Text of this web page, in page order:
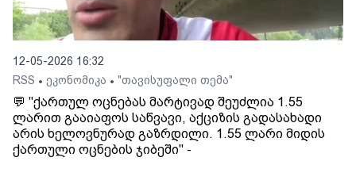
12-05-2026 16:32
RSS • ეკონომიკა • "თავისუფალი თემა"
💬 "ქართულ ოცნებას მარტივად შეუძლია 1.55
ლარით გააიაფოს საწვავი, აქციზის გადასახადი
არის ხელოვნურად გაზრდილი. 1.55 ლარი მიდის
ქართული ოცნების ჯიბეში" -